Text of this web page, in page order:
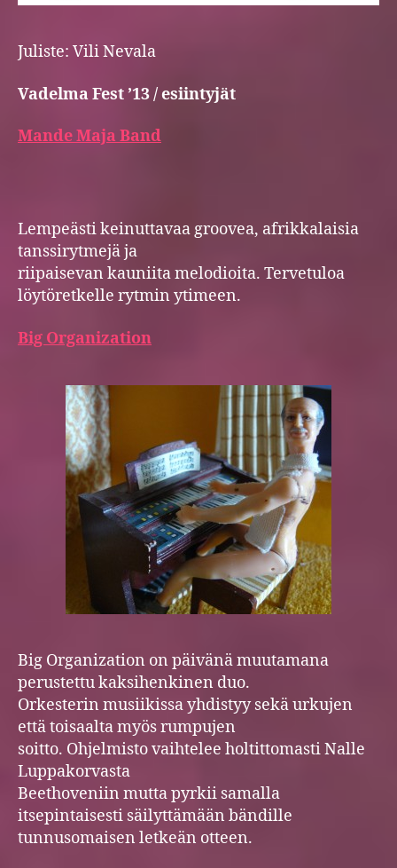
Juliste: Vili Nevala
Vadelma Fest ’13 / esiintyjät
Mande Maja Band
Lempeästi keinuttavaa groovea, afrikkalaisia
tanssirytmejä ja
riipaisevan kauniita melodioita. Tervetuloa
löytöretkelle rytmin ytimeen.
Big Organization
Big Organization on päivänä muutamana
perustettu kaksihenkinen duo.
Orkesterin musiikissa yhdistyy sekä urkujen
että toisaalta myös rumpujen
soitto. Ohjelmisto vaihtelee holtittomasti Nalle
Luppakorvasta
Beethoveniin mutta pyrkii samalla
itsepintaisesti säilyttämään bändille
tunnusomaisen letkeän otteen.